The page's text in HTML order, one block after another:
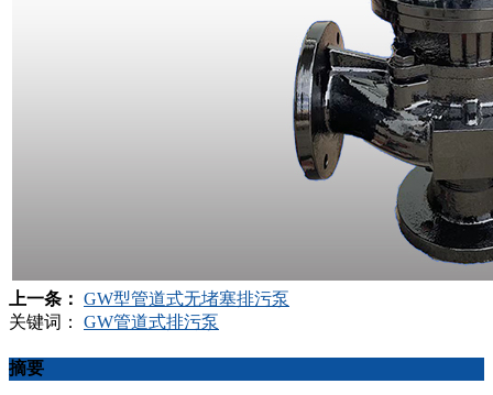
上一条： GW型管道式无堵塞排污泵
关键词： GW管道式排污泵
摘要